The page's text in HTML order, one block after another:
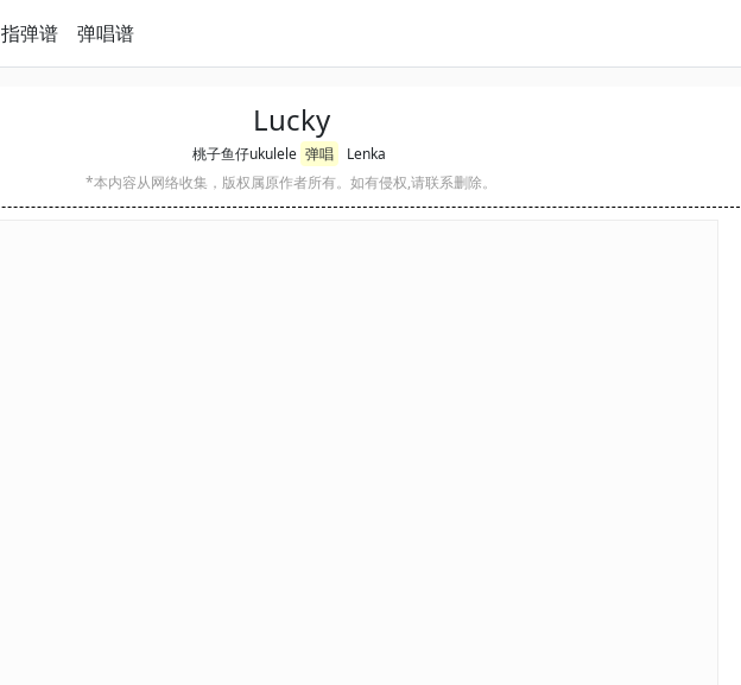
指弹谱 弹唱谱
Lucky
桃子鱼仔ukulele 弹唱
Lenka
*本内容从网络收集，版权属原作者所有。如有侵权,请联系删除。